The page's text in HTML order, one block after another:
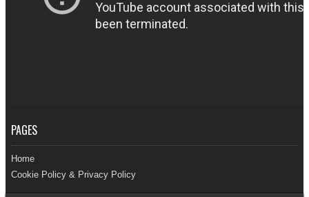
PAGES
Home
Cookie Policy & Privacy Policy